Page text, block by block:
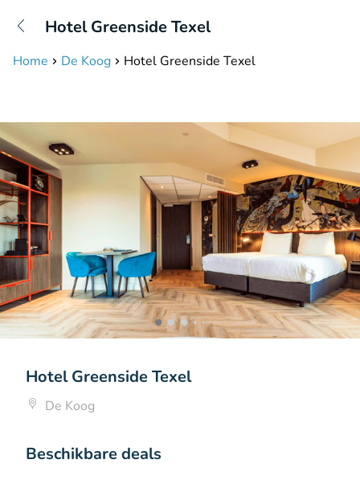
Hotel Greenside Texel
Home De Koog Hotel Greenside Texel
Hotel Greenside Texel
De Koog
Beschikbare deals